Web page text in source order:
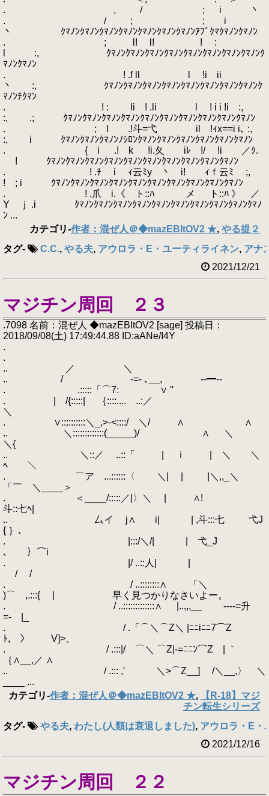
. , / ; i 丶
. / ; ; i
丶 ｸﾏﾉﾝｸﾏﾉﾝｸﾏﾉﾝｸﾏﾉﾝｸﾏﾉﾝｸﾏﾉﾝｸﾏﾉﾝｱﾌﾞｸﾏｸﾏﾉﾝｸﾏﾉﾝ
. ; l! l! ! :
l :, ｸﾏﾉﾝｸﾏﾉﾝｸﾏﾉﾝｸﾏﾉﾝｸﾏﾉﾝｸﾏﾉﾝｸﾏﾉﾝｸﾏﾉﾝｸ
ﾏﾉﾝｸﾏﾉﾝ
. ! .f ll l !i ii
丶 :, ｸﾏﾉﾝｸﾏﾉﾝｸﾏﾉﾝｸﾏﾉﾝｸﾏﾉﾝｸﾏﾉﾝｸﾏﾉﾝｸﾏﾉﾝｸ
ﾏﾉﾝﾁｸﾏﾝ
. ! : li ! .li l ! i i !i :,
:, .; ｸﾏﾉﾝｸﾏﾉﾝｸﾏﾉﾝｸﾏﾉﾝｸﾏﾉﾝｸﾏﾉﾝｸﾏﾉﾝｸﾏﾉﾝｸﾏﾉﾝｸﾏﾉﾝ
. ; l .!斗=弋 il !ｨx==i i､ :,
:, i ｸﾏﾉﾝｸﾏﾉﾝｸﾏﾉﾝﾉｼﾛﾝｸﾏﾉﾝｸﾏﾉﾝｸﾏﾉﾝｸﾏﾉﾝｸﾏﾉﾝｸﾏﾉﾝ
. { i .! k !i.夂 iﾚ !/ !i ／ｸ.
! ｸﾏﾉﾝｸﾏﾉﾝｸﾏﾉﾝｸﾏﾉﾝｸﾏﾉﾝｸﾏﾉﾝｸﾏﾉﾝｸﾏﾉﾝｸﾏﾉﾝｸﾏﾉﾝ
. ! .ﾁ i ｨ云ﾐy 丶 i! ｨｆ云ﾐ ;,￣
! ; i ｸﾏﾉﾝｸﾏﾉﾝｸﾏﾉﾝｸﾏﾉﾝｸﾏﾉﾝｸﾏﾉﾝｸﾏﾉﾝｸﾏﾉﾝｸﾏﾉﾝｸﾏﾉﾝ
. ! .爪 i.《 ト::ﾊ メ ト::ﾊ 》 ／
Y ｊ .i ｸﾏﾉﾝｸﾏﾉﾝｸﾏﾉﾝｸﾏﾉﾝｸﾏﾉﾝｸﾏﾉﾝｸﾏﾉﾝｸﾏﾉﾝｸﾏﾉﾝｸﾏﾉ
ﾝ ...
カテゴリ-作者：混ぜ人＠◆mazEBItOV2 ★, やる提２
タグ- C.C., やる夫, アウロラ・E・ユーティライネン, アナ
2021/12/21
マジチン周回 ２３
.7098 名前：混ぜ人 ◆mazEBItOV2 [sage] 投稿日：
2018/09/08(土) 17:49:44.88 ID:aANe/I4Y
.
.
.. ／ ＼
.. / ‐=‐ ､__, -‐━‐-
. .:::::「⌒7: ∨ '′
. | /{:::::| ｛::::.... ..:／
＼
. ∨::::::::::＼_,>‐<::::/ ＼/ ∧ ∧
.. ＼:::::::::::::(_____)/ ∧ ＼
＼{
.. ＼::／ ..::「 | ｉ | ＼ ＼
ﾍ ＼
. ⌒ア ...::::::〈 ＼| | |＼,,_＼
「￣ ＼____＞
. ＜____/:::::／|〉＼ | ∧!
斗::七ﾍ|
.. 厶イ j∧ i| | ,斗:::七 弋J
{ ｝､
. |:::/＼/| | 弋_J
､ ｝⌒i
. |/ ..::人| |
/ /
. / ..::::::::∧ 「＼
)⌒ ,.:::{ | 早く見つかりなさいよー。
. / ..:::::::::::::∧ |..,,,__ ---‐=升
=‐ |_
. / .「⌒＼⌒Z＼ |ﾆﾆiﾆﾆ7⌒Z
ﾄ, 〉 V]>、
. / .:::|/ ⌒＼ ⌒Z|-=ﾆﾆﾝ⌒Z | ｀
｛∧__,／ ∧
.. / .::: ,′ ＼>⌒Z__] /＼__,〉 ＼
____ ...
カテゴリ-作者：混ぜ人＠◆mazEBItOV2 ★,
【R-18】マジ
チン転生シリーズ
タグ- やる夫, わたし(人類は衰退しました), アウロラ・E・
2021/12/16
マジチン周回 ２２